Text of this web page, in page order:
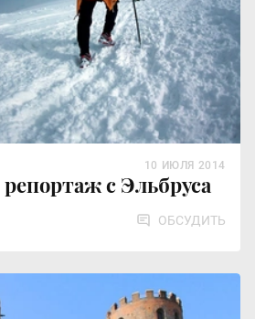
репортаж с Эльбруса
10 ИЮЛЯ 2014
ОБСУДИТЬ